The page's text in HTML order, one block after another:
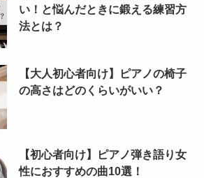
い！と悩んだときに鍛える練習方
法とは？
【大人初心者向け】ピアノの椅子
の高さはどのくらいがいい？
【初心者向け】ピアノ弾き語り女
性におすすめの曲10選！